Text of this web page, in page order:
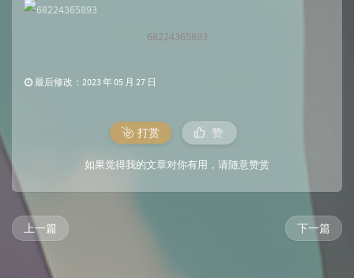
68224365893
最后修改：2023 年 05 月 27 日
打赏 赞
如果觉得我的文章对你有用，请随意赞赏
下一篇
上一篇